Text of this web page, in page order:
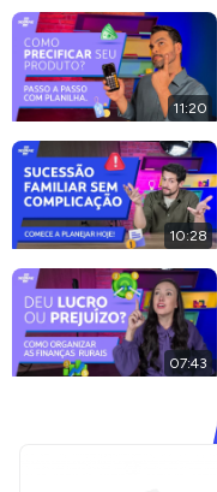
11:20
10:28
07:43